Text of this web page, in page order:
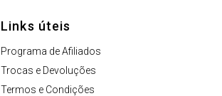
Links úteis
Programa de Afiliados
Trocas e Devoluções
Termos e Condições